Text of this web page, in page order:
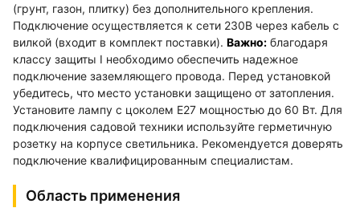
(грунт, газон, плитку) без дополнительного крепления.
Подключение осуществляется к сети 230В через кабель с
вилкой (входит в комплект поставки). Важно: благодаря
классу защиты I необходимо обеспечить надежное
подключение заземляющего провода. Перед установкой
убедитесь, что место установки защищено от затопления.
Установите лампу с цоколем E27 мощностью до 60 Вт. Для
подключения садовой техники используйте герметичную
розетку на корпусе светильника. Рекомендуется доверять
подключение квалифицированным специалистам.
Область применения